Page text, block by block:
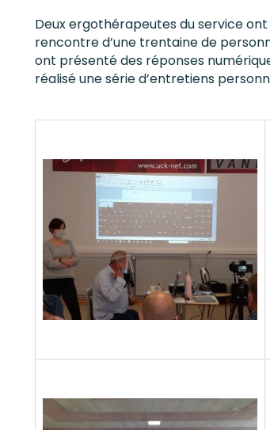
Deux ergothérapeutes du service ont
rencontre d’une trentaine de
ont présenté des réponses
réalisé une série d’entretiens